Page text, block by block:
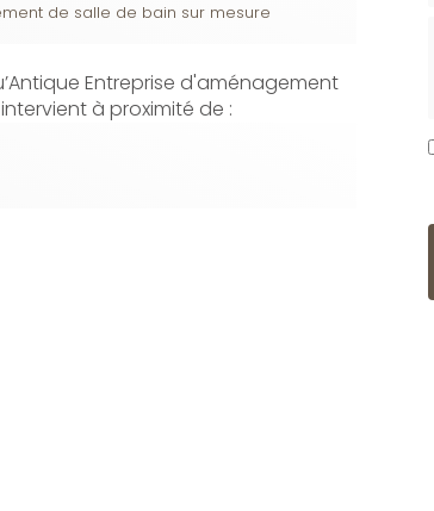
de salle de bain sur mesure
Entreprise d'aménagement
à proximité de :